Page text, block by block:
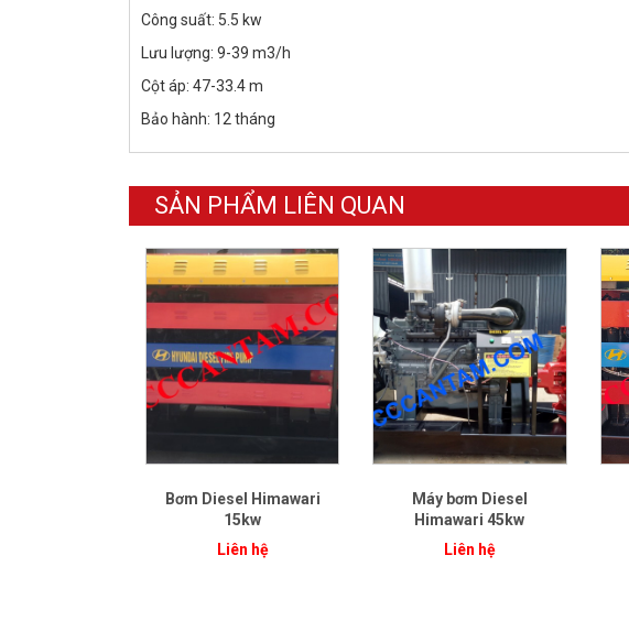
Công suất: 5.5 kw
Lưu lượng: 9-39 m3/h
Cột áp: 47-33.4 m
Bảo hành: 12 tháng
SẢN PHẨM LIÊN QUAN
Bơm Diesel Himawari
15kw
Liên hệ
Máy bơm Diesel
Himawari 45kw
Liên hệ